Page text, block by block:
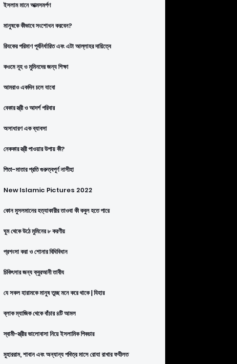
ইসলাম মানে আত্মসমর্পণ
মানুষকে কীভাবে সংশোধন করবেন?
রিযকের পরিমাণ পূর্বনির্ধারিত এবং এটা আল্লাহর দায়িত্বে
কওমে নূহ ও মুমিনদের জন্য শিক্ষা
আমরাও একদিন চলে যাবো
বেকার স্ত্রী ও আদর্শ পরিবার
অসাধারণ এক ব্যাবসা
নেককার স্ত্রী পাওয়ার উপায় কী?
পিতা-মাতার প্রতি গুরুত্বপূর্ণ নাসীহা
New Islamic Pictures 2022
কোন মুসলমানের হত্যাকারীর তাওবা কী কবুল হতে পারে
ঘুম থেকে উঠে মুমিনের ৮ করণীয়
প্রশংসা করা ও শোনার বিধিবিধান
চিকিৎসার জন্য ক্বুরআনী তাবীয
যে সকল হারামকে মানুষ তুচ্ছ মনে করে থাকে | যিহার
ব্লাক ম্যাজিক থেকে বাঁচার ৪টি আমল
স্বামী-স্ত্রীর ভালোবাসা নিয়ে ইসলামিক পিকচার
মুহাররাম, শাবান এবং অন্যান্য পবিত্র মাসে রোযা রাখার ফযীলত